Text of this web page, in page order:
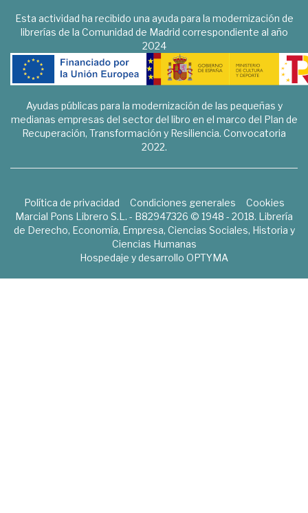
Esta actividad ha recibido una ayuda para la modernización de
librerías de la Comunidad de Madrid correspondiente al año
2024
Ayudas públicas para la modernización de las pequeñas y
medianas empresas del sector del libro en el marco del Plan de
Recuperación, Transformación y Resiliencia. Convocatoria
2022.
Política de privacidad Condiciones generales
Cookies
Marcial Pons Librero S.L. - B82947326 © 1948 - 2018. Librería
de Derecho, Economía, Empresa, Ciencias Sociales, Historia y
Ciencias Humanas
Hospedaje y desarrollo OPTYMA